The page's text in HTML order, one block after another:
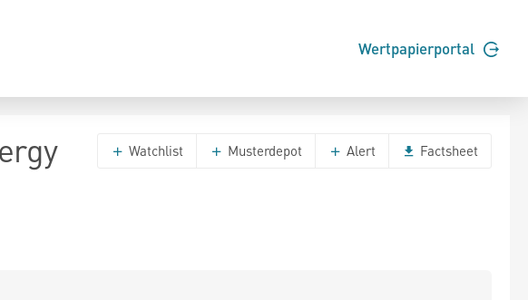
Wertpapierportal
Watchlist Musterdepot Alert Factsheet